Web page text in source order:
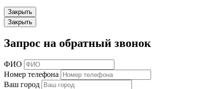
Закрыть
Закрыть
Запрос на обратный звонок
ФИО
Номер телефона
Ваш город